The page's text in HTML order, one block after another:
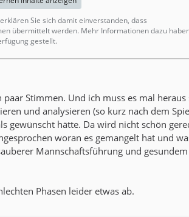
Sie sich damit einverstanden, dass
übermittelt werden. Mehr Informationen dazu
gestellt.
Stimmen. Und ich muss es mal heraus
und analysieren (so kurz nach dem
gewünscht hätte. Da wird nicht schön
woran es gemangelt hat und
Mannschaftsführung und gesundem
Phasen leider etwas ab.